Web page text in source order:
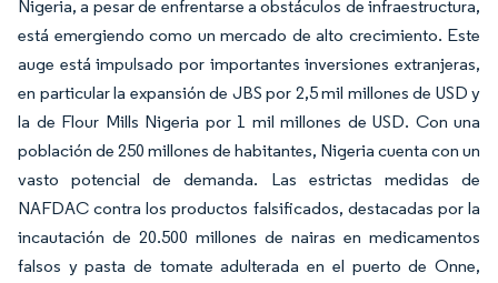
Nigeria, a pesar de enfrentarse a obstáculos de infraestructura,
está emergiendo como un mercado de alto crecimiento. Este
auge está impulsado por importantes inversiones extranjeras,
en particular la expansión de JBS por 2,5 mil millones de USD y
la de Flour Mills Nigeria por 1 mil millones de USD. Con una
población de 250 millones de habitantes, Nigeria cuenta con un
vasto potencial de demanda. Las estrictas medidas de
NAFDAC contra los productos falsificados, destacadas por la
incautación de 20.500 millones de nairas en medicamentos
falsos y pasta de tomate adulterada en el puerto de Onne,